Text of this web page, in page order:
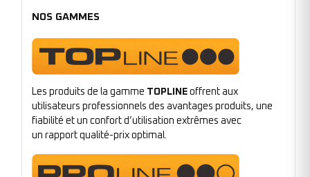
NOS GAMMES
Les produits de la gamme TOPLINE offrent aux
utilisateurs professionnels des avantages produits, une
fiabilité et un confort d’utilisation extrêmes avec
un rapport qualité-prix optimal.